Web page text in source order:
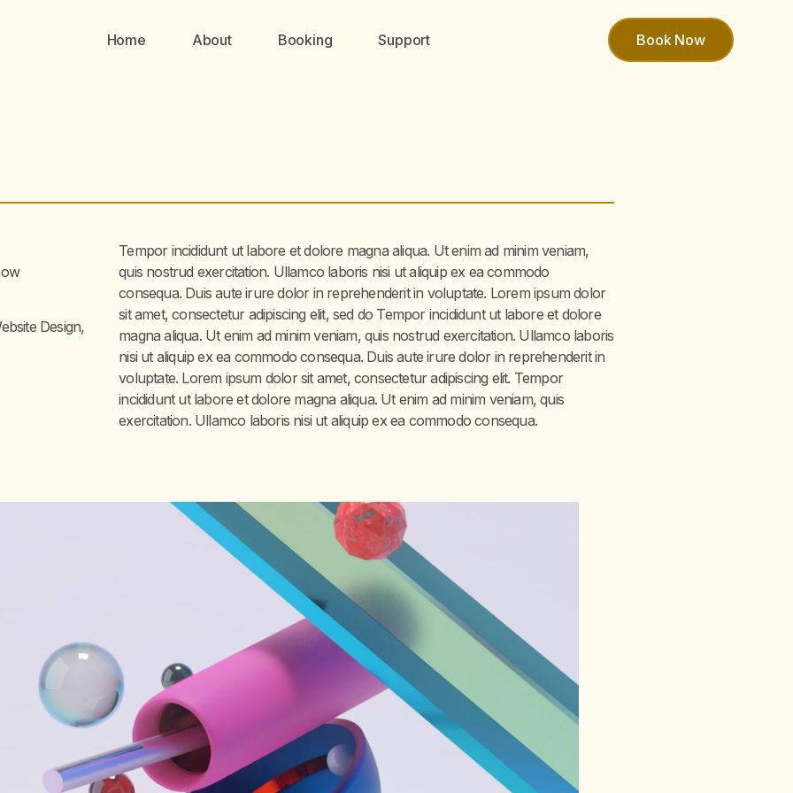
Home About Booking Support Book Now
Design,
Tempor incididunt ut labore et dolore magna aliqua. Ut enim ad minim veniam,
quis nostrud exercitation. Ullamco laboris nisi ut aliquip ex ea commodo
consequa. Duis aute irure dolor in reprehenderit in voluptate. Lorem ipsum dolor
sit amet, consectetur adipiscing elit, sed do Tempor incididunt ut labore et dolore
magna aliqua. Ut enim ad minim veniam, quis nostrud exercitation. Ullamco laboris
nisi ut aliquip ex ea commodo consequa. Duis aute irure dolor in reprehenderit in
voluptate. Lorem ipsum dolor sit amet, consectetur adipiscing elit. Tempor
incididunt ut labore et dolore magna aliqua. Ut enim ad minim veniam, quis
exercitation. Ullamco laboris nisi ut aliquip ex ea commodo consequa.